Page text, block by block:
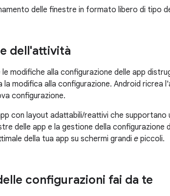
delle finestre in formato libero di tipo
dell'attività
modifiche alla configurazione delle app
la modifica alla configurazione. Android ricrea
configurazione.
con layout adattabili/reattivi che supportano
delle app e la gestione della configurazione
della tua app su schermi grandi e piccoli.
configurazioni fai da te